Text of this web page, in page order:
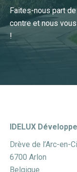
Faites-nous part
contre et nous
!
IDELUX
Drève de l’Arc-en-
6700 Arlon
Belgique